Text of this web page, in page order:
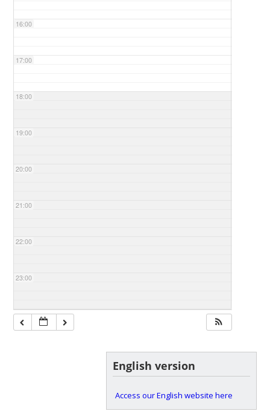
16:00
17:00
18:00
19:00
20:00
21:00
22:00
23:00
English version
Access our English website here